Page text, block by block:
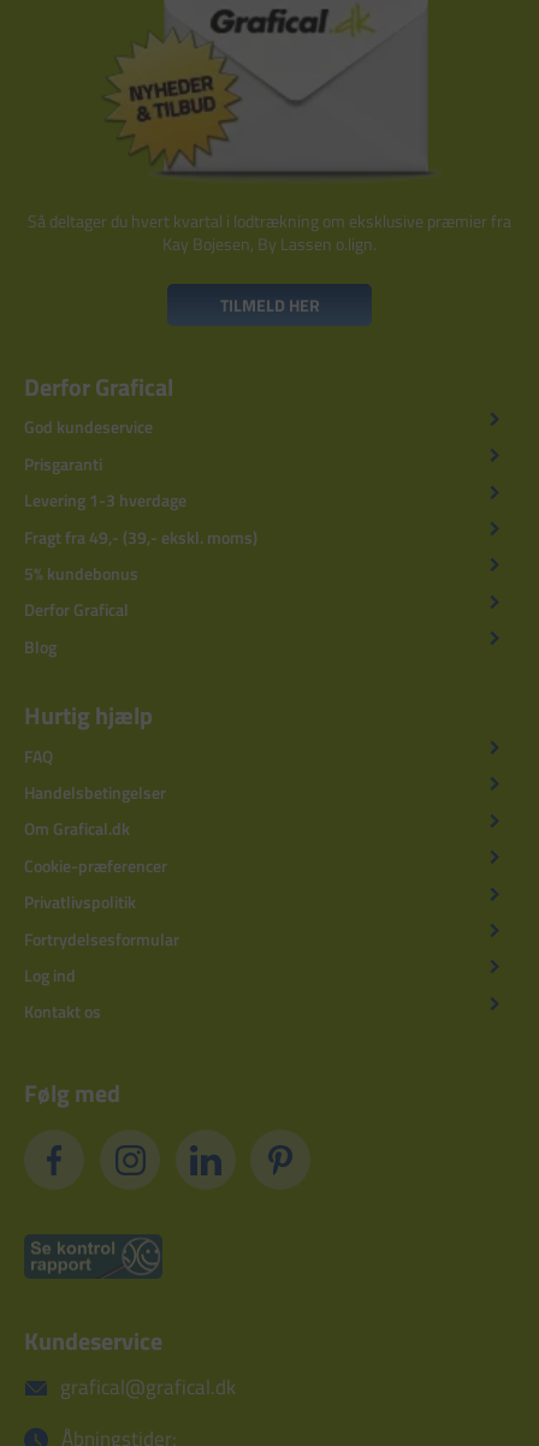
Så deltager du hvert kvartal i lodtrækning om eksklusive præmier fra
Kay Bojesen, By Lassen o.lign.
TILMELD HER
Derfor Grafical
God kundeservice
Prisgaranti
Levering 1-3 hverdage
Fragt fra 49,- (39,- ekskl. moms)
5% kundebonus
Derfor Grafical
Blog
Hurtig hjælp
FAQ
Handelsbetingelser
Om Grafical.dk
Cookie-præferencer
Privatlivspolitik
Fortrydelsesformular
Log ind
Kontakt os
Følg med
Kundeservice
grafical@grafical.dk
Åbningstider: